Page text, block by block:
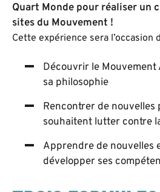
Quart Monde pour réaliser un
sites du Mouvement !
Cette expérience sera l’occasion
Découvrir le Mouvement
sa philosophie
Rencontrer de nouvelles
souhaitent lutter contre
Apprendre de nouvelles
développer ses